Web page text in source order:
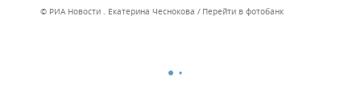
© РИА Новости . Екатерина Чеснокова Перейти в фотобанк